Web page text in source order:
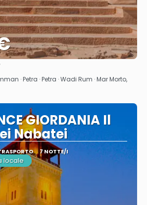
· Petra · Petra · Wadi Rum · Mar Morto,
GIORDANIA Il
Nabatei
7 NOTTE/I
locale